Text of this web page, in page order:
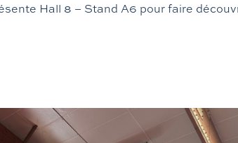
Hall 8 – Stand A6 pour faire